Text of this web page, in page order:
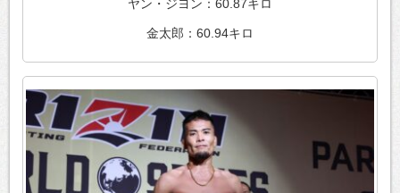
ヤン・ジヨン：60.87キロ
金太郎：60.94キロ